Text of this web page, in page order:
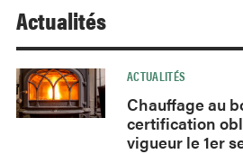
Actualités
ACTUALITÉS
Chauffage au
certification
vigueur le 1er